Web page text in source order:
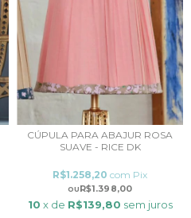
CÚPULA PARA ABAJUR ROSA
SUAVE - RICE DK
R$1.398,00
R$1.258,20 com Pix
10 x de R$139,80 sem juros